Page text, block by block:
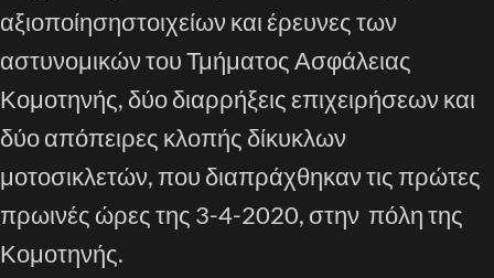
αξιοποίησηστοιχείων και έρευνες των
αστυνομικών του Τμήματος Ασφάλειας
Κομοτηνής, δύοδιαρρήξειςεπιχειρήσεωνκαι
δύο απόπειρες κλοπής δίκυκλων
μοτοσικλετών, που διαπράχθηκαντις πρώτες
πρωινές ώρες της 3-4-2020, στην πόλη της
Κομοτηνής.